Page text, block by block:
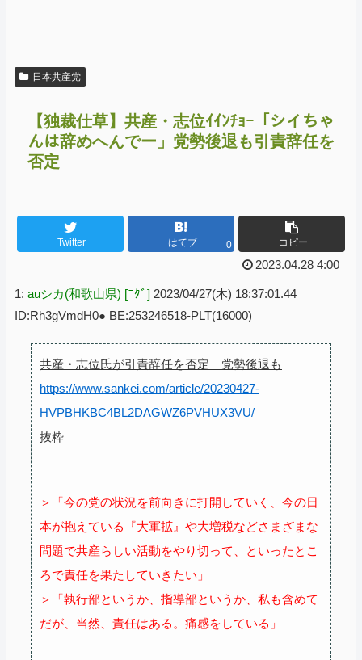
日本共産党
【独裁仕草】共産・志位ｲｲﾝﾁｮｰ「シイちゃ
んは辞めへんでー」党勢後退も引責辞任を
否定
Twitter はてブ 0 コピー
2023.04.28 4:00
1: auシカ(和歌山県) [ﾆﾀﾞ] 2023/04/27(木) 18:37:01.44
ID:Rh3gVmdH0● BE:253246518-PLT(16000)
共産・志位氏が引責辞任を否定 党勢後退も
https://www.sankei.com/article/20230427-
HVPBHKBC4BL2DAGWZ6PVHUX3VU/
抜粋
＞「今の党の状況を前向きに打開していく、今の日
本が抱えている『大軍拡』や大増税などさまざまな
問題で共産らしい活動をやり切って、といったとこ
ろで責任を果たしていきたい」
＞「執行部というか、指導部というか、私も含めて
だが、当然、責任はある。痛感をしている」